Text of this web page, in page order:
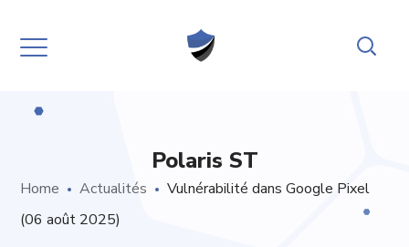
Polaris ST
Home Actualités
Vulnérabilité dans Google Pixel
(06 août 2025)